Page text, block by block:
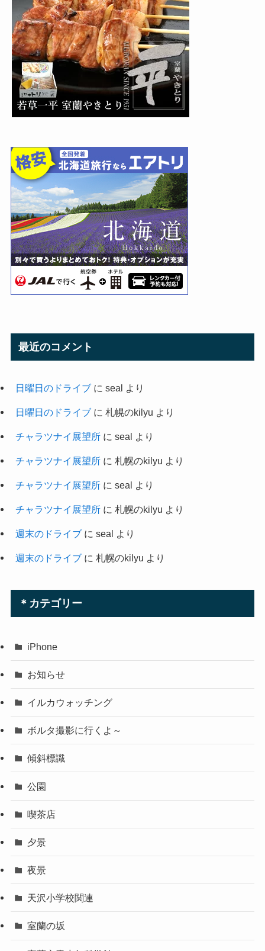
最近のコメント
日曜日のドライブに seal より
日曜日のドライブに 札幌のkilyu より
チャラツナイ展望所に seal より
チャラツナイ展望所に 札幌のkilyu より
チャラツナイ展望所に seal より
チャラツナイ展望所に 札幌のkilyu より
週末のドライブに seal より
週末のドライブに 札幌のkilyu より
＊カテゴリー
iPhone
お知らせ
イルカウォッチング
ボルタ撮影に行くよ～
傾斜標識
公園
喫茶店
夕景
夜景
天沢小学校関連
室蘭の坂